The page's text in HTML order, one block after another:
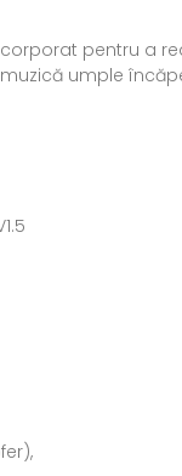
pentru a
umple